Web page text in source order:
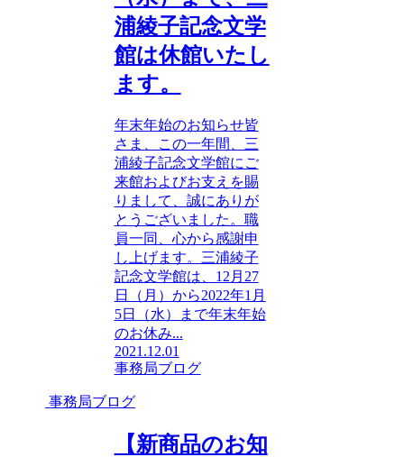
浦綾子記念文学
館は休館いたし
ます。
年末年始のお知らせ皆
さま、この一年間、三
浦綾子記念文学館にご
来館およびお支えを賜
りまして、誠にありが
とうございました。職
員一同、心から感謝申
し上げます。三浦綾子
記念文学館は、12月27
日（月）から2022年1月
5日（水）まで年末年始
のお休み...
2021.12.01
事務局ブログ
事務局ブログ
【新商品のお知